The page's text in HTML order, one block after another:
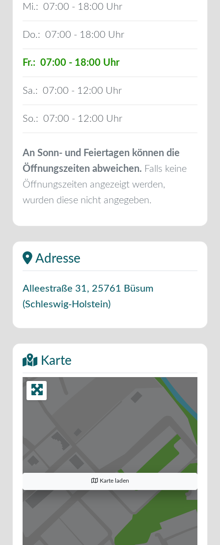
Mi.: 07:00 - 18:00
Do.: 07:00 - 18:00
Fr.: 07:00 - 18:00
Sa.: 07:00 - 12:00
So.: 07:00 - 12:00
An Sonn- und Feiertagen können die
Öffnungszeiten abweichen. Falls keine
Öffnungszeiten angezeigt werden,
wurden diese nicht angegeben.
Adresse
Alleestraße 31, 25761 Büsum
(Schleswig-Holstein)
Karte
Karte laden